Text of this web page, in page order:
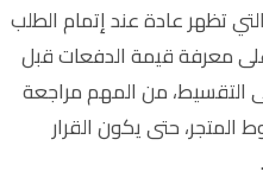
تظهر عادة عند إتمام الطلب
على معرفة قيمة الدفعات قبل
التقسيط، من المهم مراجعة
المتجر، حتى يكون القرار